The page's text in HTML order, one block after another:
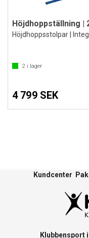
2 i lager
4 799 SEK
Kundcenter
Klubbensport i